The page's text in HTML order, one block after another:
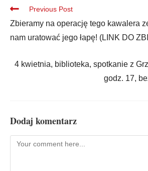
Previous Post
Zbieramy na operację tego kawalera
nam uratować jego łapę! (LINK DO
4 kwietnia, biblioteka, spotkanie z
godz. 17,
Dodaj komentarz